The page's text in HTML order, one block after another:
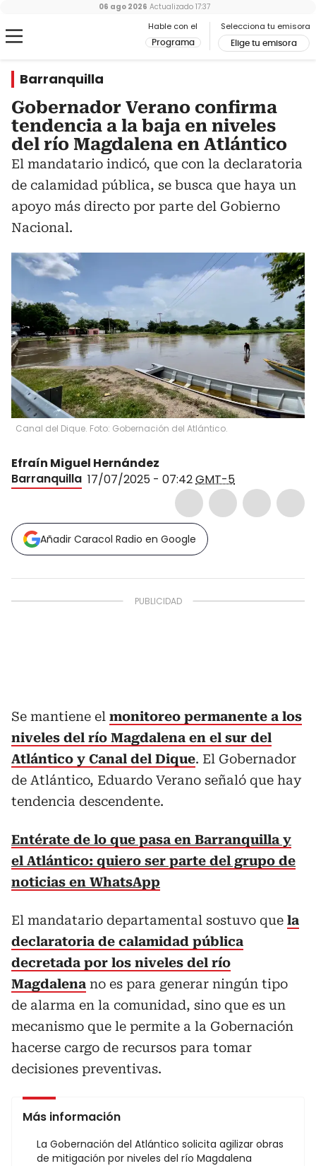
Hable con el
Programa
Selecciona tu emisora
Elige tu emisora
06 ago 2026 Actualizado 17:37
Barranquilla
Gobernador Verano confirma
tendencia a la baja en niveles
del río Magdalena en Atlántico
El mandatario indicó, que con la declaratoria
de calamidad pública, se busca que haya un
apoyo más directo por parte del Gobierno
Nacional.
Canal del Dique. Foto: Gobernación del Atlántico.
Efraín Miguel Hernández
Barranquilla 17/07/2025 - 07:42GMT-5
Añadir Caracol Radio en Google
Se mantiene el monitoreo permanente a los
niveles del río Magdalena en el sur del
Atlántico y Canal del Dique. El Gobernador
de Atlántico, Eduardo Verano señaló que hay
tendencia descendente.
Entérate de lo que pasa en Barranquilla y
el Atlántico: quiero ser parte del grupo de
noticias en WhatsApp
El mandatario departamental sostuvo que la
declaratoria de calamidad pública
decretada por los niveles del río
Magdalena no es para generar ningún tipo
de alarma en la comunidad, sino que es un
mecanismo que le permite a la Gobernación
hacerse cargo de recursos para tomar
decisiones preventivas.
Más información
La Gobernación del Atlántico solicita agilizar obras
de mitigación por niveles del río Magdalena